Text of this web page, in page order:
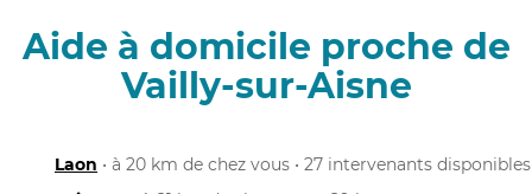
Aide à domicile proche de
Vailly-sur-Aisne
Laon • à 20 km de chez vous • 27 intervenants disponibles